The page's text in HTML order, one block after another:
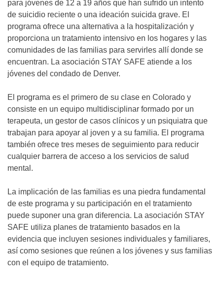
para jóvenes de 12 a 19 años que han sufrido un intento
de suicidio reciente o una ideación suicida grave. El
programa ofrece una alternativa a la hospitalización y
proporciona un tratamiento intensivo en los hogares y las
comunidades de las familias para servirles allí donde se
encuentran. La asociación STAY SAFE atiende a los
jóvenes del condado de Denver.
El programa es el primero de su clase en Colorado y
consiste en un equipo multidisciplinar formado por un
terapeuta, un gestor de casos clínicos y un psiquiatra que
trabajan para apoyar al joven y a su familia. El programa
también ofrece tres meses de seguimiento para reducir
cualquier barrera de acceso a los servicios de salud
mental.
La implicación de las familias es una piedra fundamental
de este programa y su participación en el tratamiento
puede suponer una gran diferencia. La asociación STAY
SAFE utiliza planes de tratamiento basados en la
evidencia que incluyen sesiones individuales y familiares,
así como sesiones que reúnen a los jóvenes y sus familias
con el equipo de tratamiento.